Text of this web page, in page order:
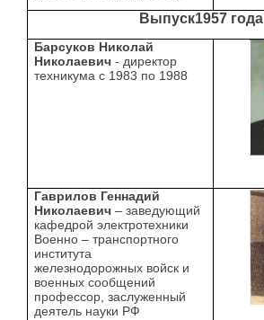
Выпуск1957 года
Барсуков Николай
Николаевич - директор
техникума с 1983 по 1988
Гаврилов Геннадий
Николаевич – заведующий
кафедрой электротехники
Военно – транспортного
института
железнодорожных войск и
военных сообщений
профессор, заслуженный
деятель науки РФ